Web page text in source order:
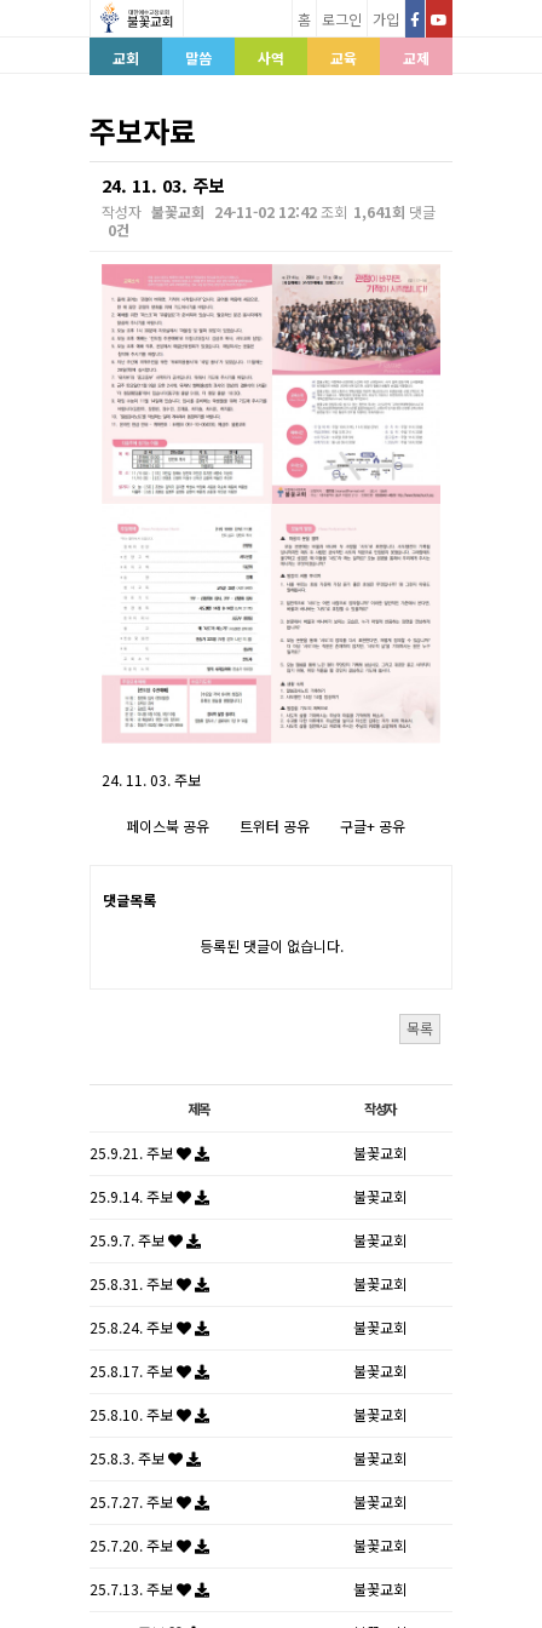
홈 로그인
가입
교회
말씀 사역 교육 교제
주보자료
24. 11. 03. 주보
작성자 불꽃교회 24-11-02 12:42조회 1,641회 댓글
0건
본문
24. 11. 03. 주보
페이스북 공유 트위터 공유 구글+ 공유
댓글목록
등록된 댓글이 없습니다.
목록
제목 작성자
25.9.21. 주보 불꽃교회
25.9.14. 주보 불꽃교회
25.9.7. 주보 불꽃교회
25.8.31. 주보 불꽃교회
25.8.24. 주보 불꽃교회
25.8.17. 주보 불꽃교회
25.8.10. 주보 불꽃교회
25.8.3. 주보 불꽃교회
25.7.27. 주보 불꽃교회
25.7.20. 주보 불꽃교회
25.7.13. 주보 불꽃교회